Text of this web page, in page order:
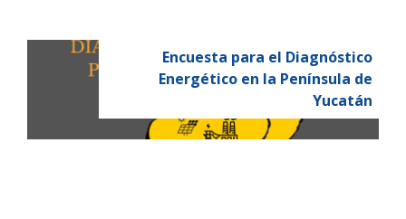
Encuesta para el Diagnóstico
Energético en la Península de
Yucatán